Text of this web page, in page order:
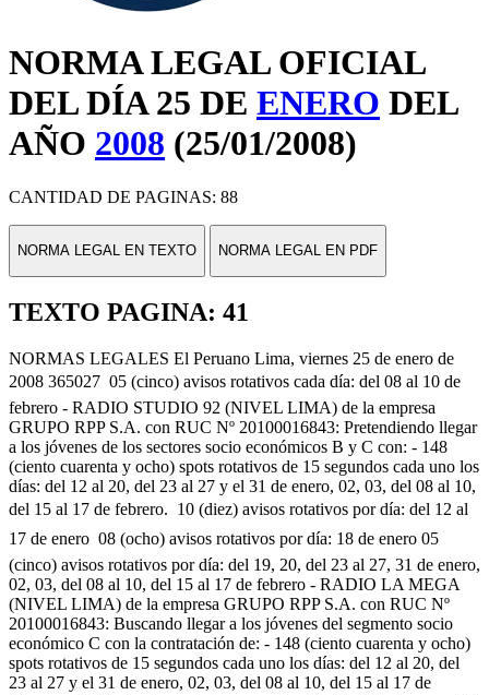
NORMA LEGAL OFICIAL
DEL DÍA 25 DE ENERO DEL
AÑO 2008 (25/01/2008)
CANTIDAD DE PAGINAS: 88
NORMA LEGAL EN TEXTO NORMA LEGAL EN PDF
TEXTO PAGINA: 41
NORMAS LEGALES El Peruano Lima, viernes 25 de enero de
2008 365027  05 (cinco) avisos rotativos cada día: del 08 al 10 de
febrero - RADIO STUDIO 92 (NIVEL LIMA) de la empresa
GRUPO RPP S.A. con RUC Nº 20100016843: Pretendiendo llegar
a los jóvenes de los sectores socio económicos B y C con: - 148
(ciento cuarenta y ocho) spots rotativos de 15 segundos cada uno los
días: del 12 al 20, del 23 al 27 y el 31 de enero, 02, 03, del 08 al 10,
del 15 al 17 de febrero.  10 (diez) avisos rotativos por día: del 12 al
17 de enero  08 (ocho) avisos rotativos por día: 18 de enero 05
(cinco) avisos rotativos por día: del 19, 20, del 23 al 27, 31 de enero,
02, 03, del 08 al 10, del 15 al 17 de febrero - RADIO LA MEGA
(NIVEL LIMA) de la empresa GRUPO RPP S.A. con RUC Nº
20100016843: Buscando llegar a los jóvenes del segmento socio
económico C con la contratación de: - 148 (ciento cuarenta y ocho)
spots rotativos de 15 segundos cada uno los días: del 12 al 20, del
23 al 27 y el 31 de enero, 02, 03, del 08 al 10, del 15 al 17 de